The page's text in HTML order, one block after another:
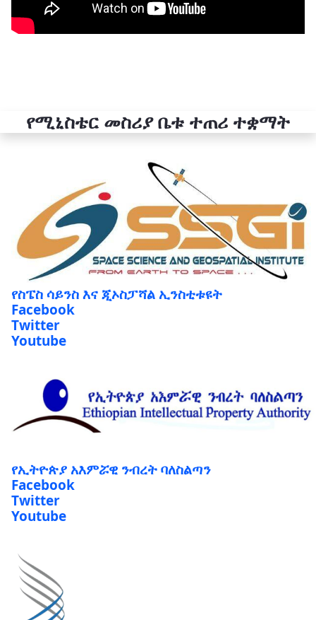
የሚኒስቴር መስሪያ ቤቱ ተጠሪ ተቋማት
የስፔስ ሳይንስ እና ጂኦስፓሻል ኢንስቲቱዩት
Facebook
Twitter
Youtube
የኢትዮጵያ አእምሯዊ ንብረት ባለስልጣን
Facebook
Twitter
Youtube